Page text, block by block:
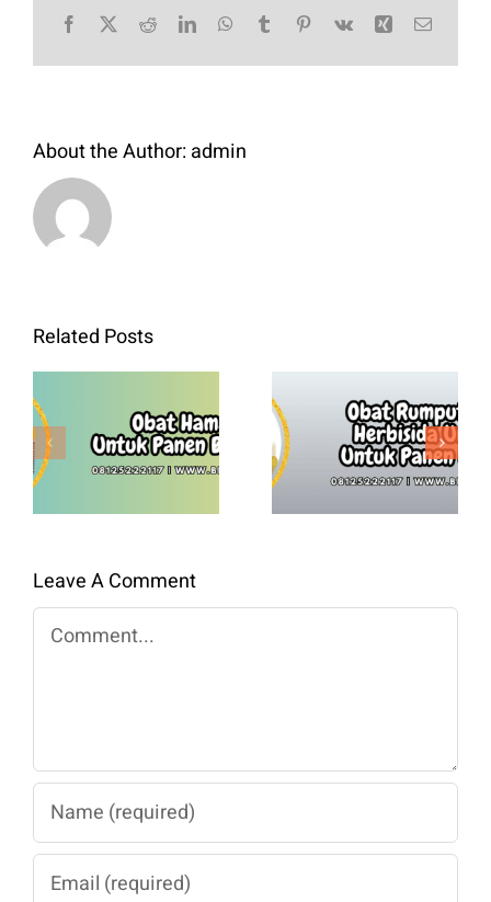
Facebook
X RedditLinkedInWhatsApp
TumblrPinterest
Vk Xing Email
About the Author:admin
Related Posts
Obat Hama
Padi Untuk
Panen
Berkualitas
Obat
Rumput
Convey
Herbisida
Unggulan
Untuk Panen
Leave A Comment
Comment